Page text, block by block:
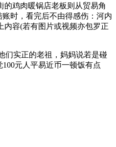
的鸡肉暖锅店老板则从贸易角
时，看完后不由得感伤：河内
内容(若有图片或视频亦包罗正
们实正的老祖，妈妈说若是碰
元人平易近币一顿饭有点